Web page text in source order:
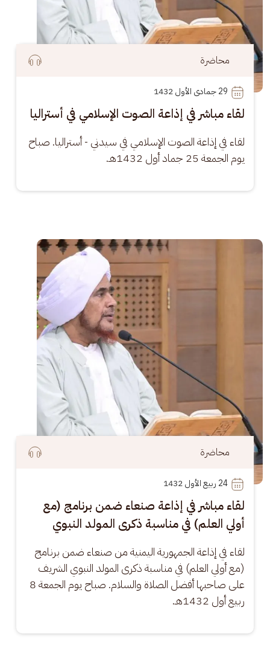
محاضرة
29
لقاء مباشر في إذاعة الصوت الإسلامي في أستراليا
لقاء في إذاعة الصوت الإسلامي في سيدني - أستراليا. صباح
يوم الجمعة 25 جماد أول 1432هـ.
الصورة
محاضرة
24
لقاء مباشر في إذاعة صنعاء ضمن برنامج (مع
أولي العلم) في مناسبة ذكرى المولد النبوي
لقاء في إذاعة الجمهورية اليمنية من صنعاء ضمن برنامج
(مع أولي العلم) في مناسبة ذكرى المولد النبوي الشريف
ربيع أول 1432هـ.